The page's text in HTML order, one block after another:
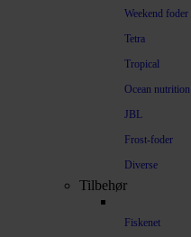
Weekend foder
Tetra
Tropical
Ocean nutrition
JBL
Frost-foder
Diverse
Tilbehør
Fiskenet